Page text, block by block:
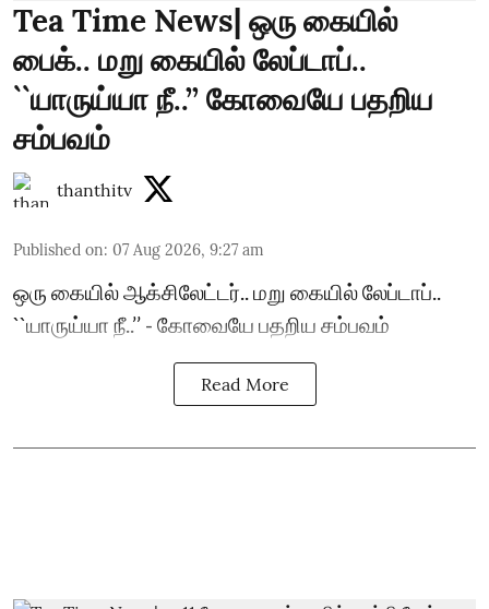
Tea Time News| ஒரு கையில்
பைக்.. மறு கையில் லேப்டாப்..
``யாருய்யா நீ..’’ கோவையே பதறிய
சம்பவம்
thanthitv
Published on: 07 Aug 2026, 9:27 am
ஒரு கையில் ஆக்சிலேட்டர்.. மறு கையில் லேப்டாப்..
``யாருய்யா நீ..’’ - கோவையே பதறிய சம்பவம்
Read More